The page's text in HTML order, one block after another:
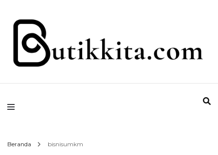
butikkita.com
Beranda bisnisumkm